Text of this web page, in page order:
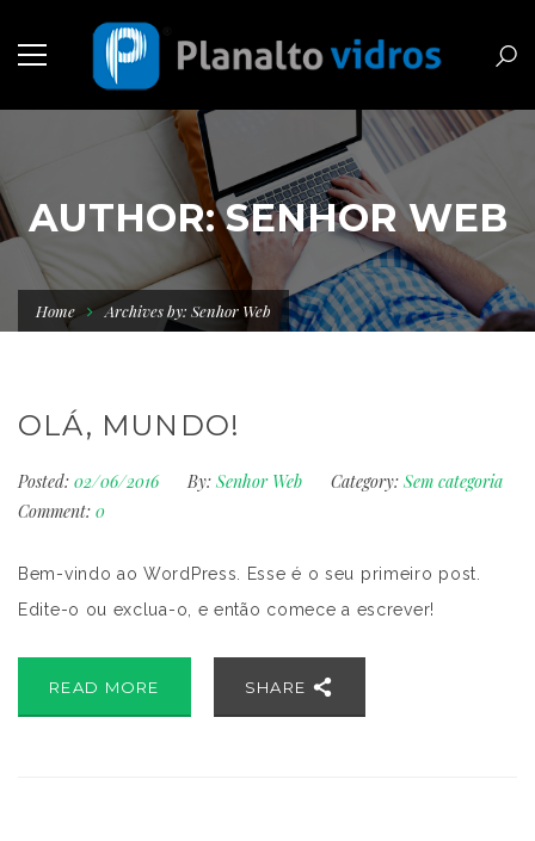
AUTHOR: SENHOR WEB
Home Archives by: Senhor Web
OLÁ, MUNDO!
Posted: 02/06/2016 By: Senhor Web Category: Sem categoria
Comment: 0
Bem-vindo ao WordPress. Esse é o seu primeiro post.
Edite-o ou exclua-o, e então comece a escrever!
READ MORE SHARE